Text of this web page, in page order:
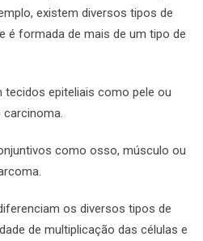
existem diversos tipos de
é formada de mais de um tipo de
tecidos epiteliais como pele ou
como osso, músculo ou
os diversos tipos de
de multiplicação das células e